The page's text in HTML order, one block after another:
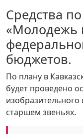
Средства
«Молодежь
бюджетов.
По плану в
будет проведено
изобразительного
старшем звеньях.